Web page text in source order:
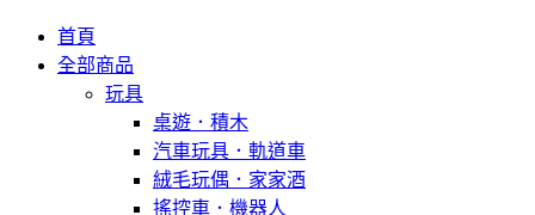
首頁
全部商品
玩具
桌遊．積木
汽車玩具．軌道車
絨毛玩偶．家家酒
搖控車．機器人